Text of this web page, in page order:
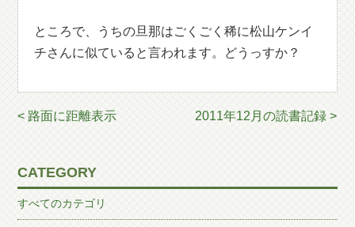
ところで、うちの旦那はごくごく稀に松山ケンイ
チさんに似ていると言われます。どうっすか？
< 路面に距離表示 2011年12月の読書記録 >
CATEGORY
すべてのカテゴリ